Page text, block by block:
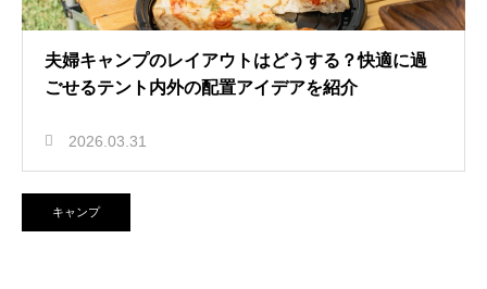
夫婦キャンプのレイアウトはどうする？快適に過
ごせるテント内外の配置アイデアを紹介
2026.03.31
キャンプ